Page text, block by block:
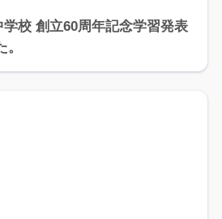
校 創立60周年記念学習発表